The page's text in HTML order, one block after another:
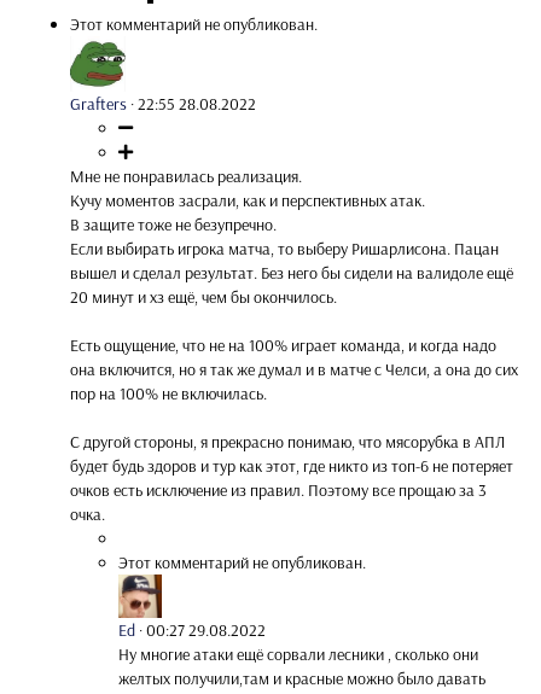
Этот комментарий не опубликован.
Grafters ·22:55 28.08.2022
Мне не понравилась реализация.
Кучу моментов засрали, как и перспективных атак.
В защите тоже не безупречно.
Если выбирать игрока матча, то выберу Ришарлисона. Пацан
вышел и сделал результат. Без него бы сидели на валидоле ещё
20 минут и хз ещё, чем бы окончилось.
Есть ощущение, что не на 100% играет команда, и когда надо
она включится, но я так же думал и в матче с Челси, а она до сих
пор на 100% не включилась.
С другой стороны, я прекрасно понимаю, что мясорубка в АПЛ
будет будь здоров и тур как этот, где никто из топ-6 не потеряет
очков есть исключение из правил. Поэтому все прощаю за 3
очка.
Этот комментарий не опубликован.
Ed ·00:27 29.08.2022
Ну многие атаки ещё сорвали лесники , сколько они
желтых получили,там и красные можно было давать